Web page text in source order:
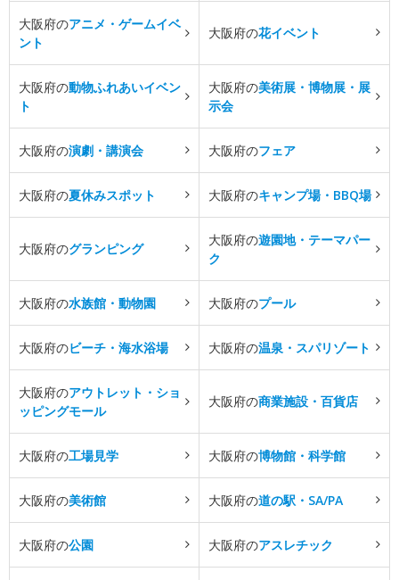
大阪府のアニメ・ゲームイベ
ント
大阪府の花イベント
大阪府の動物ふれあいイベン
ト
大阪府の美術展・博物展・展
示会
大阪府の演劇・講演会 大阪府のフェア
大阪府の夏休みスポット 大阪府のキャンプ場・BBQ場
大阪府のグランピング
大阪府の遊園地・テーマパー
ク
大阪府の水族館・動物園 大阪府のプール
大阪府のビーチ・海水浴場 大阪府の温泉・スパリゾート
大阪府のアウトレット・ショ
ッピングモール
大阪府の商業施設・百貨店
大阪府の工場見学 大阪府の博物館・科学館
大阪府の美術館 大阪府の道の駅・SA/PA
大阪府の公園 大阪府のアスレチック